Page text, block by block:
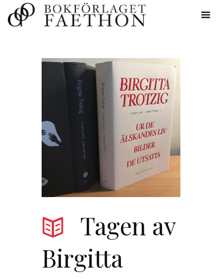
Tagen av
Birgitta